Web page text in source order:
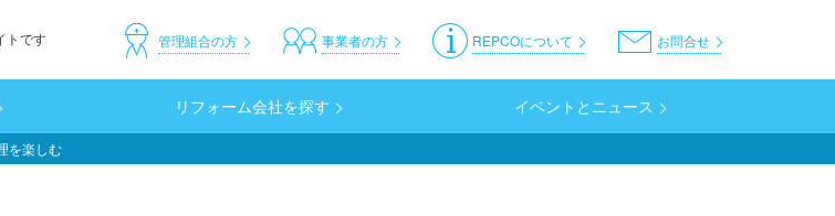
トです header_customer お問合せ
REPCOについて
事業者の方
管理組合の方
リフォーム会社を探す イベントとニュース
を楽しむ